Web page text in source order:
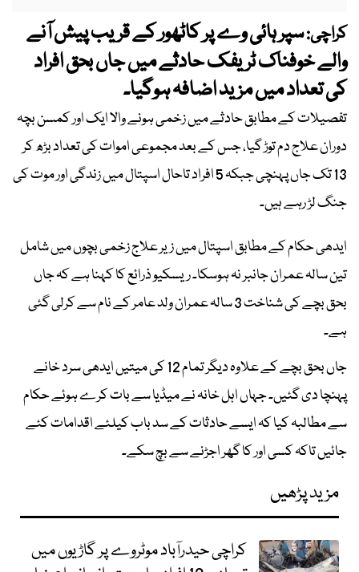
کراچی:سپر ہائی وے پر کاٹھور کے قریب پیش آنے
والے خوفناک ٹریفک حادثے میں جاں بحق افراد
کی تعداد میں مزید اضافہ ہوگیا۔
تفصیلات کے مطابق حادثے میں زخمی ہونے والا ایک اور کمسن بچہ
دوران علاج دم توڑ گیا، جس کے بعد مجموعی اموات کی تعداد بڑھ کر
13 تک جاں پہنچی جبکہ 5 افراد تاحال اسپتال میں زندگی اور موت کی
جنگ لڑ رہے ہیں۔
ایدھی حکام کے مطابق اسپتال میں زیر علاج زخمی بچوں میں شامل
تین سالہ عمران جانبر نہ ہوسکا۔ ریسکیو ذرائع کا کہنا ہے کہ جاں
بحق بچے کی شناخت 3 سالہ عمران ولد عامر کے نام سے کرلی گئی
ہے۔
جاں بحق بچے کے علاوہ دیگر تمام 12 کی میتیں ایدھی سرد خانے
پہنچا دی گئیں۔ جہاں اہل خانہ نے میڈیا سے بات کرے ہوئے حکام
سے مطالبہ کیا کہ ایسے حادثات کے سد باب کیلئے اقدامات کئے
جائیں تاکہ کسی اور کا گھر اجڑنے سے بچ سکے۔
مزید پڑھیں
کراچی حیدرآباد موٹروے پر گاڑیوں میں